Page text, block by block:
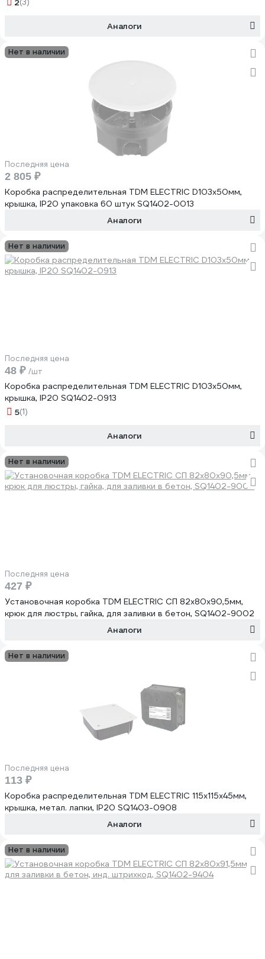
2(3)
Аналоги
Нет в наличии
Последняя цена
2 805 ₽
Коробка распределительная TDM ELECTRIC D103х50мм,
крышка, IP20 упаковка 60 штук SQ1402-0013
Аналоги
Нет в наличии
Последняя цена
48 ₽ /шт
Коробка распределительная TDM ELECTRIC D103х50мм,
крышка, IP20 SQ1402-0913
5(1)
Аналоги
Нет в наличии
Последняя цена
427 ₽
Установочная коробка TDM ELECTRIC СП 82x80x90,5мм,
крюк для люстры, гайка, для заливки в бетон, SQ1402-9002
Аналоги
Нет в наличии
Последняя цена
113 ₽
Коробка распределительная TDM ELECTRIC 115х115х45мм,
крышка, метал. лапки, IP20 SQ1403-0908
Аналоги
Нет в наличии